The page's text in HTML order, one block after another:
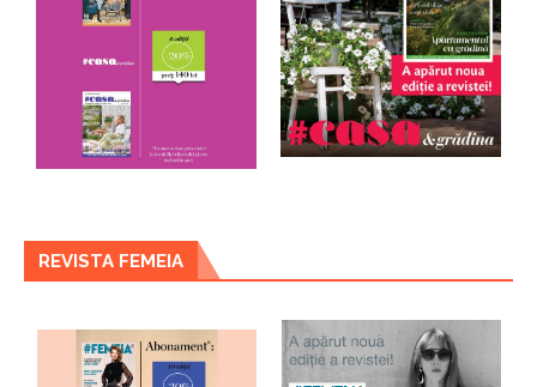
REVISTA FEMEIA